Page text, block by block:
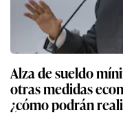
Alza de sueldo
otras medidas
¿cómo podrán